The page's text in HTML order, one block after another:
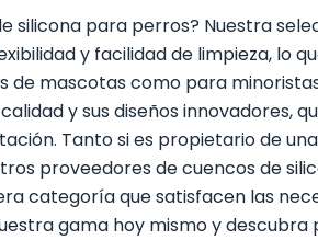
silicona para perros? Nuestra
y facilidad de limpieza, lo
mascotas como para
y sus diseños innovadores,
Tanto si es propietario de
proveedores de cuencos de
categoría que satisfacen las
gama hoy mismo y descubra